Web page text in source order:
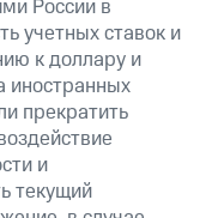
России в
учетных ставок и
к доллару и
иностранных
прекратить
и
текущий